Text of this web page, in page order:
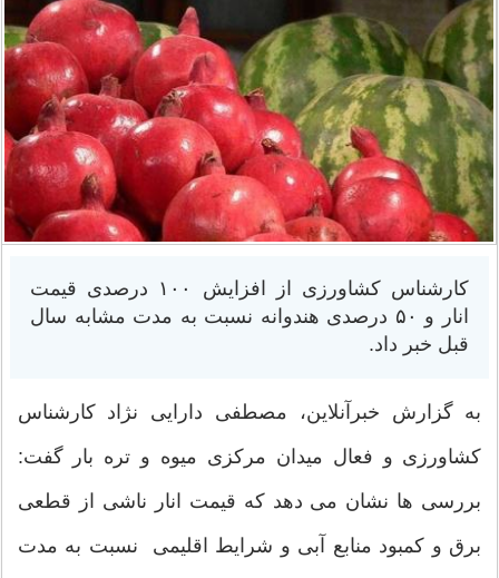
کارشناس کشاورزی از افزایش ۱۰۰ درصدی قیمت
انار و ۵۰ درصدی هندوانه نسبت به مدت مشابه سال
قبل خبر داد.
به گزارش خبرآنلاین، مصطفی دارایی نژاد کارشناس
کشاورزی و فعال میدان مرکزی میوه و تره بار گفت:
بررسی ها نشان می دهد که قیمت انار ناشی از قطعی
برق و کمبود منابع آبی و شرایط اقلیمی نسبت به مدت